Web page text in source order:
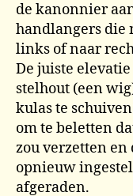
de kanonnier
handlangers die
links of naar
De juiste
stelhout (een
kulas te
om te beletten
zou verzetten en
opnieuw
afgeraden.